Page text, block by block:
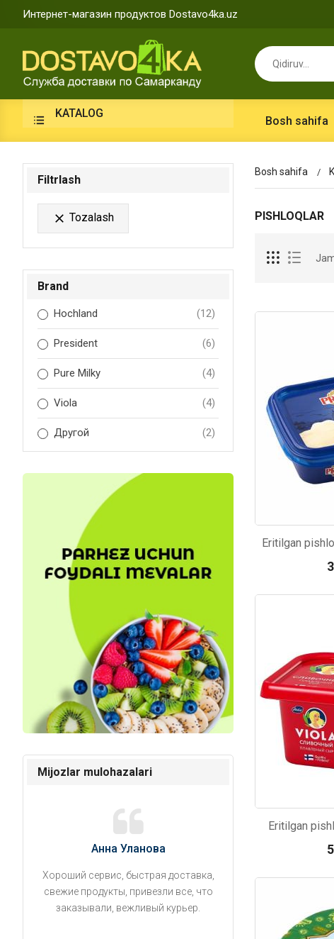
Интернет-магазин продуктов Dostavo4ka.uz
KATALOG
Bosh sahifa
Filtrlash
 Tozalash
Brand
Hochland (12)
President (6)
Pure Milky (4)
Viola (4)
Другой (2)
Mijozlar mulohazalari
Анна Уланова
Хороший сервис, быстрая доставка,
свежие продукты, привезли все, что
заказывали, вежливый курьер.
Александр
Продукты привезли в
аккуратно поставили.
упаковано, свежее и
Bosh sahifa
PISHLOQLAR
Kod: 257
Kod: 6406
Eritilgan
Kod: 268